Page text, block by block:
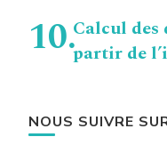
Calcul des
partir de
NOUS SUIVRE